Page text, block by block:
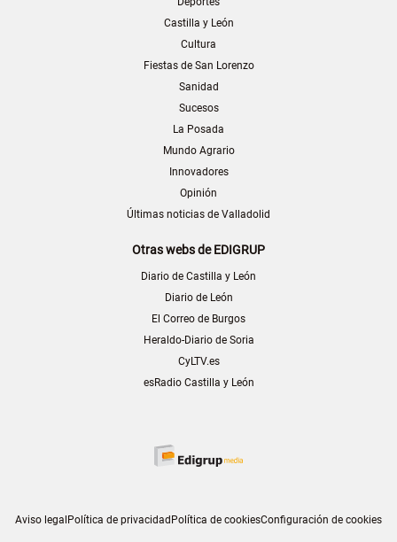
Castilla y León
Cultura
Fiestas de San Lorenzo
Sanidad
Sucesos
La Posada
Mundo Agrario
Innovadores
Opinión
Últimas noticias de Valladolid
Otras webs de EDIGRUP
Diario de Castilla y León
Diario de León
El Correo de Burgos
Heraldo-Diario de Soria
CyLTV.es
esRadio Castilla y León
Aviso legal Política de privacidad Política de cookiesConfiguración de cookies